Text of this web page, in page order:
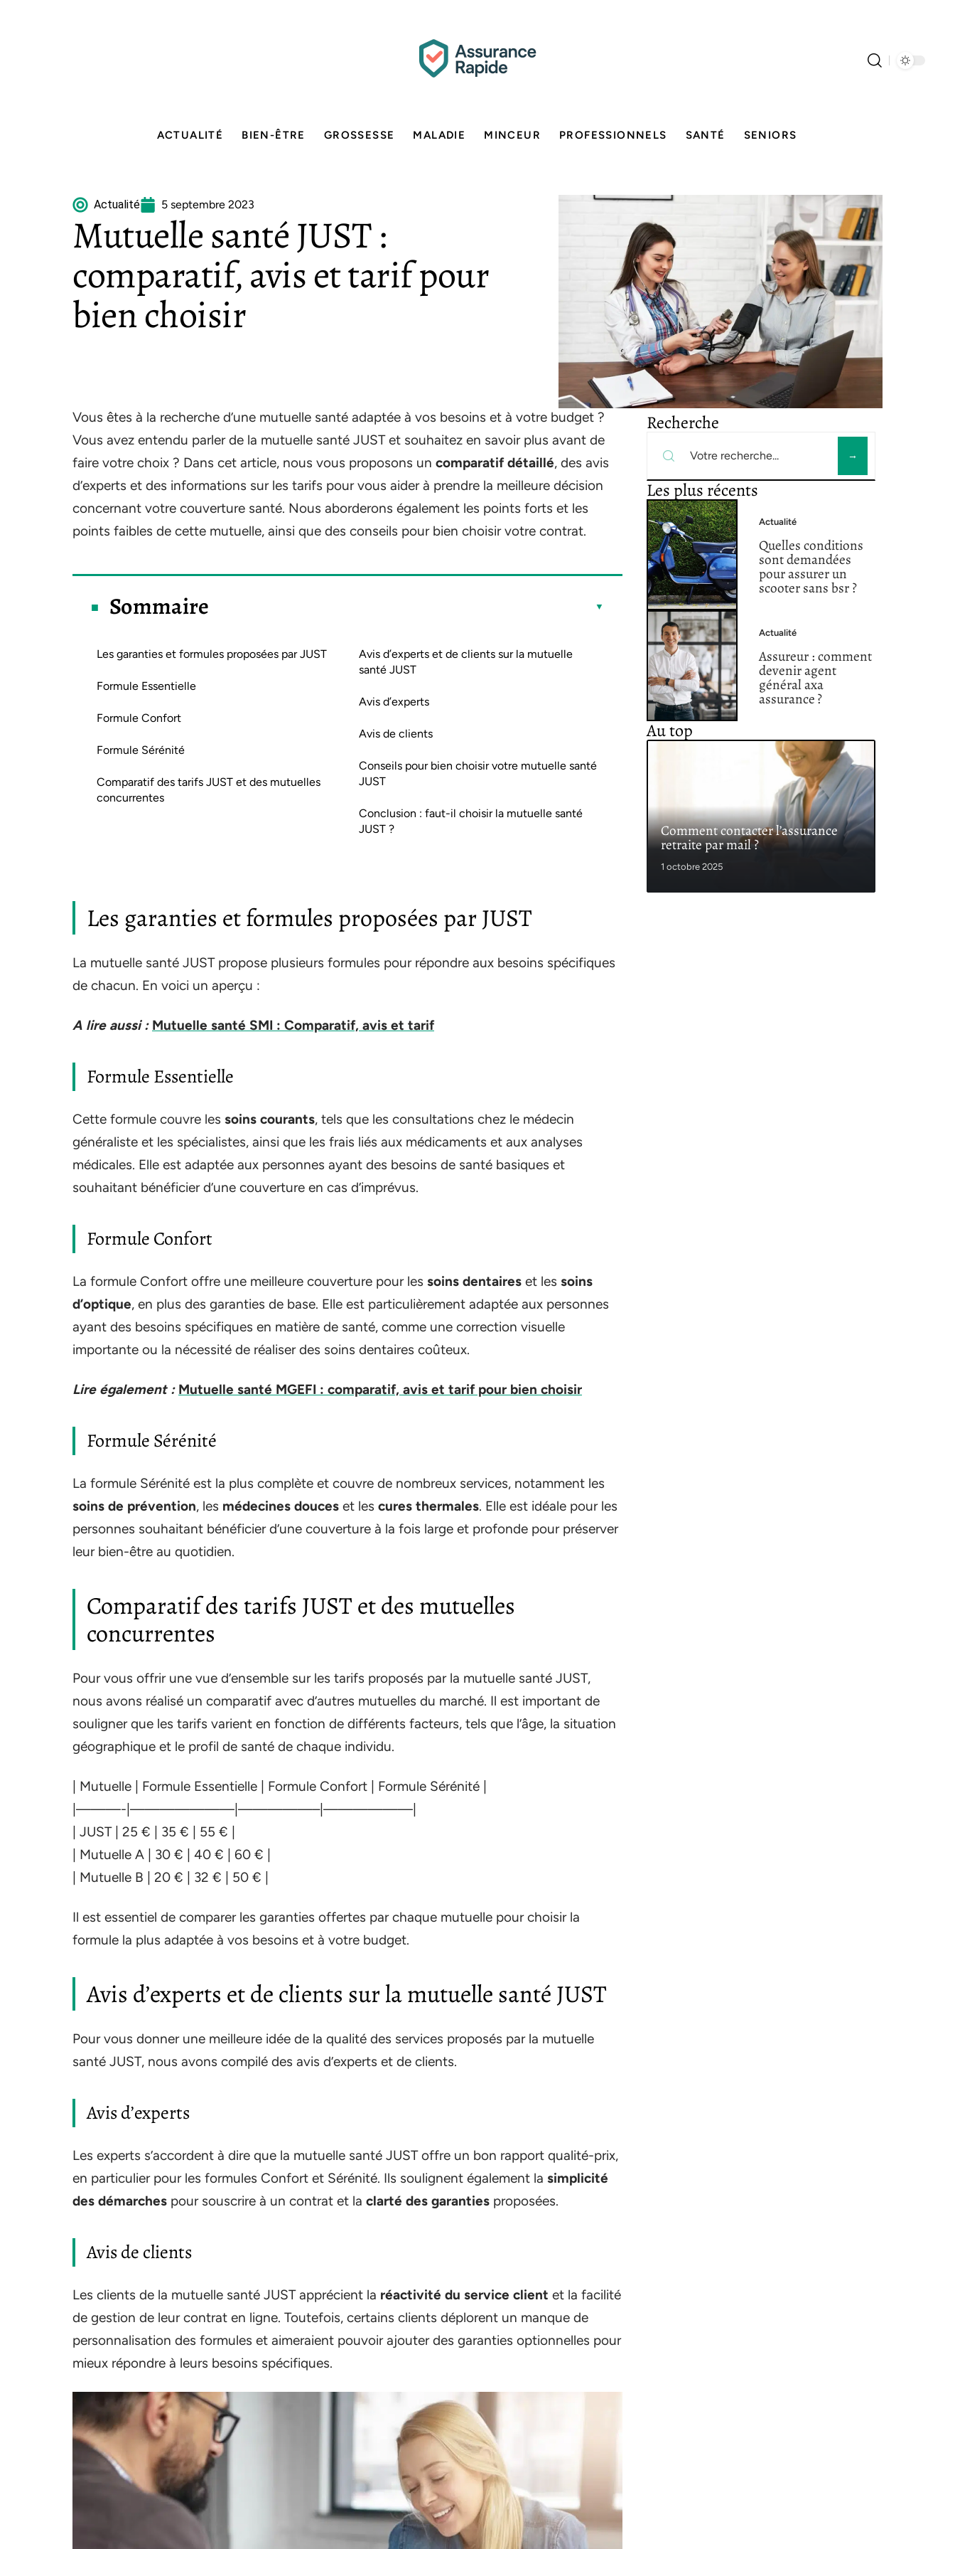
ACTUALITÉ BIEN-ÊTRE GROSSESSE MALADIE MINCEUR PROFESSIONNELS SANTÉ SENIORS
Actualité 5 septembre 2023
Mutuelle santé JUST :
comparatif, avis et tarif pour
bien choisir
Vous êtes à la recherche d’une mutuelle santé adaptée à vos besoins et à votre budget ?
Vous avez entendu parler de la mutuelle santé JUST et souhaitez en savoir plus avant de
faire votre choix ? Dans cet article, nous vous proposons un comparatif détaillé, des avis
d’experts et des informations sur les tarifs pour vous aider à prendre la meilleure décision
concernant votre couverture santé. Nous aborderons également les points forts et les
points faibles de cette mutuelle, ainsi que des conseils pour bien choisir votre contrat.
Sommaire
Les garanties et formules proposées par JUST
Formule Essentielle
Formule Confort
Formule Sérénité
Comparatif des tarifs JUST et des mutuelles
concurrentes
Avis d’experts et de clients sur la mutuelle
santé JUST
Avis d’experts
Avis de clients
Conseils pour bien choisir votre mutuelle santé
JUST
Conclusion : faut-il choisir la mutuelle santé
JUST ?
Les garanties et formules proposées par JUST
La mutuelle santé JUST propose plusieurs formules pour répondre aux besoins spécifiques
de chacun. En voici un aperçu :
A lire aussi : Mutuelle santé SMI : Comparatif, avis et tarif
Formule Essentielle
Cette formule couvre les soins courants, tels que les consultations chez le médecin
généraliste et les spécialistes, ainsi que les frais liés aux médicaments et aux analyses
médicales. Elle est adaptée aux personnes ayant des besoins de santé basiques et
souhaitant bénéficier d’une couverture en cas d’imprévus.
Formule Confort
La formule Confort offre une meilleure couverture pour les soins dentaires et les soins
d’optique, en plus des garanties de base. Elle est particulièrement adaptée aux personnes
ayant des besoins spécifiques en matière de santé, comme une correction visuelle
importante ou la nécessité de réaliser des soins dentaires coûteux.
Lire également : Mutuelle santé MGEFI : comparatif, avis et tarif pour bien choisir
Formule Sérénité
La formule Sérénité est la plus complète et couvre de nombreux services, notamment les
soins de prévention, les médecines douces et les cures thermales. Elle est idéale pour les
personnes souhaitant bénéficier d’une couverture à la fois large et profonde pour préserver
leur bien-être au quotidien.
Comparatif des tarifs JUST et des mutuelles
concurrentes
Pour vous offrir une vue d’ensemble sur les tarifs proposés par la mutuelle santé JUST,
nous avons réalisé un comparatif avec d’autres mutuelles du marché. Il est important de
souligner que les tarifs varient en fonction de différents facteurs, tels que l’âge, la situation
géographique et le profil de santé de chaque individu.
| Mutuelle | Formule Essentielle | Formule Confort | Formule Sérénité |
|———-|———————|—————–|——————|
| JUST | 25 € | 35 € | 55 € |
| Mutuelle A | 30 € | 40 € | 60 € |
| Mutuelle B | 20 € | 32 € | 50 € |
Il est essentiel de comparer les garanties offertes par chaque mutuelle pour choisir la
formule la plus adaptée à vos besoins et à votre budget.
Avis d’experts et de clients sur la mutuelle santé JUST
Pour vous donner une meilleure idée de la qualité des services proposés par la mutuelle
santé JUST, nous avons compilé des avis d’experts et de clients.
Avis d’experts
Les experts s’accordent à dire que la mutuelle santé JUST offre un bon rapport qualité-prix,
en particulier pour les formules Confort et Sérénité. Ils soulignent également la simplicité
des démarches pour souscrire à un contrat et la clarté des garanties proposées.
Avis de clients
Les clients de la mutuelle santé JUST apprécient la réactivité du service client et la facilité
de gestion de leur contrat en ligne. Toutefois, certains clients déplorent un manque de
personnalisation des formules et aimeraient pouvoir ajouter des garanties optionnelles pour
mieux répondre à leurs besoins spécifiques.
Recherche
Les plus récents
Actualité
Quelles conditions
sont demandées
pour assurer un
scooter sans bsr ?
Actualité
Assureur : comment
devenir agent
général axa
assurance ?
Au top
Comment contacter l’assurance
retraite par mail ?
1 octobre 2025